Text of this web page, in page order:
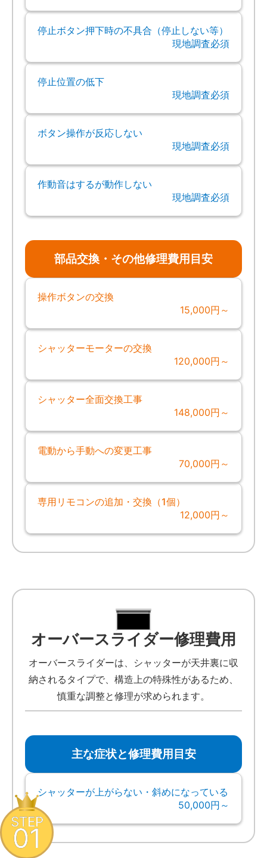
停止ボタン押下時の不具合（停止しない等）
現地調査必須
停止位置の低下
現地調査必須
ボタン操作が反応しない
現地調査必須
作動音はするが動作しない
現地調査必須
部品交換・その他修理費用目安
操作ボタンの交換
15,000円～
シャッターモーターの交換
120,000円～
シャッター全面交換工事
148,000円～
電動から手動への変更工事
70,000円～
専用リモコンの追加・交換（1個）
12,000円～
オーバースライダー修理費用
オーバースライダーは、シャッターが天井裏に収
納されるタイプで、構造上の特殊性があるため、
慎重な調整と修理が求められます。
主な症状と修理費用目安
シャッターが上がらない・斜めになっている
50,000円～
STEP
01